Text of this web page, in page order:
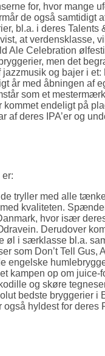
for, hvor mange
de også samtidigt
bl.a. i deres Talents
at verdensklasse,
Ale Celebration
men det
og bajer i et:
år med åbningen af
som et
kommet endeligt på
af deres IPA’er og
tryller med alle
kvaliteten.
hvor især
Derudover
øl i særklasse bl.a.
som Don’t Tell
engelske
kampen op om
og skøre
bedste bryggerier i
hyldest for